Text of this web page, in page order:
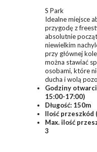
S Park
Idealne miejsce
przygodę z
absolutnie
niewielkim
przy głównej
można stawiać
osobami, które
ducha i wolą
Godziny
15:00-17:00)
Długość: 150m
Ilość przeszkód
Max. ilość
3